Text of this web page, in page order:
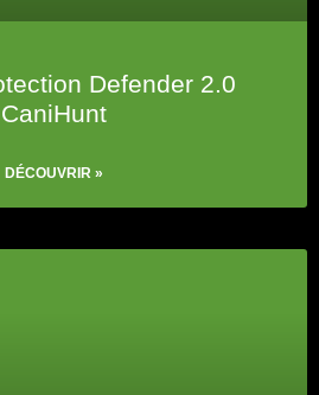
Defender 2.0
CaniHunt
DÉCOUVRIR »